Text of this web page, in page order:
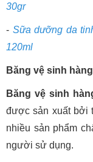
30gr
- Sữa dưỡng da
120ml
Băng vệ sinh
Băng vệ sinh
được sản xuất bởi
nhiều sản phẩm
người sử dụng.